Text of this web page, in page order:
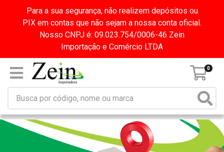
Para a sua segurança, não realizem depósitos ou
PIX em contas que não sejam a nossa conta oficial.
Nosso CNPJ é: 09.023.754/0006-46 Zein
Importação e Comércio LTDA
0